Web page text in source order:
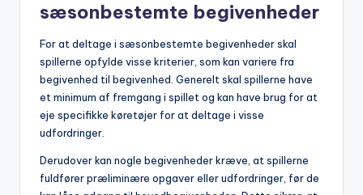
sæsonbestemte begivenheder
For at deltage i sæsonbestemte begivenheder skal
spillerne opfylde visse kriterier, som kan variere fra
begivenhed til begivenhed. Generelt skal spillerne have
et minimum af fremgang i spillet og kan have brug for at
eje specifikke køretøjer for at deltage i visse
udfordringer.
Derudover kan nogle begivenheder kræve, at spillerne
fuldfører præliminære opgaver eller udfordringer, før de